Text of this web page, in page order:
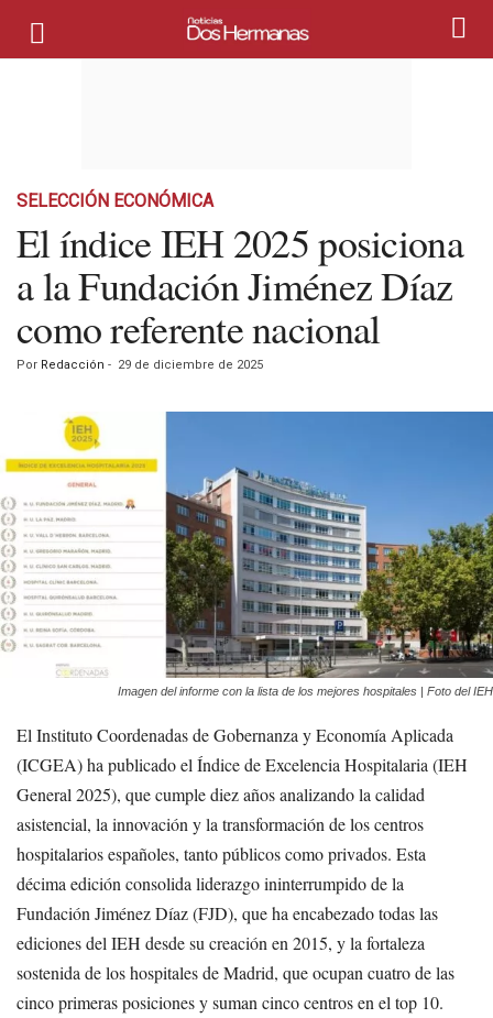
SELECCIÓN ECONÓMICA
El índice IEH 2025 posiciona
a la Fundación Jiménez Díaz
como referente nacional
Por Redacción - 29 de diciembre de 2025
Imagen del informe con la lista de los mejores hospitales | Foto del IEH
El Instituto Coordenadas de Gobernanza y Economía Aplicada
(ICGEA) ha publicado el Índice de Excelencia Hospitalaria (IEH
General 2025), que cumple diez años analizando la calidad
asistencial, la innovación y la transformación de los centros
hospitalarios españoles, tanto públicos como privados. Esta
décima edición consolida liderazgo ininterrumpido de la
Fundación Jiménez Díaz (FJD), que ha encabezado todas las
ediciones del IEH desde su creación en 2015, y la fortaleza
sostenida de los hospitales de Madrid, que ocupan cuatro de las
cinco primeras posiciones y suman cinco centros en el top 10.